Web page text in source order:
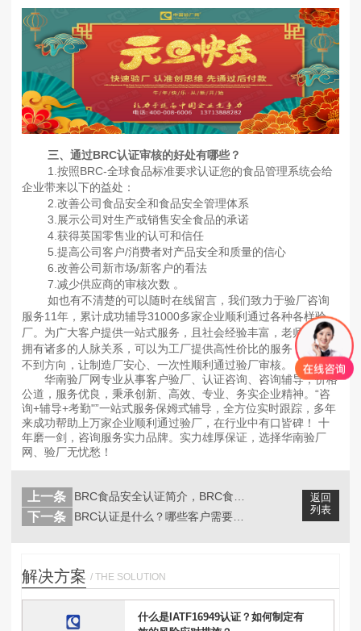
三、通过BRC认证审核的好处有哪些？
1.按照BRC-全球食品标准要求认证您的食品管理系统会给
企业带来以下的益处：
2.改善公司食品安全和食品安全管理体系
3.展示公司对生产或销售安全食品的承诺
4.获得英国零售业的认可和信任
5.提高公司客户/消费者对产品安全和质量的信心
6.改善公司新市场/新客户的看法
7.减少供应商的审核次数 。
如也有不清楚的可以随时在线留言，我们致力于验厂咨询
服务11年，累计成功辅导31000多家企业顺利通过各种各样验
厂。为广大客户提供一站式服务，且社会经验丰富，老师专业，
拥有诸多的人脉关系，可以为工厂提供高性价比的服务，避免找
不到方向，让制造厂安心、一次性顺利通过验厂审核。
华南验厂网专业从事客户验厂、认证咨询、咨询辅导，价格
公道，服务优良，秉承创新、高效、专业、务实企业精神。“咨
询+辅导+考勤"”一站式服务保姆式辅导，全方位实时跟踪，多年
来成功帮助上万家企业顺利通过验厂，在行业中有口皆碑！ 十
年磨一剑，咨询服务实力品牌。实力雄厚保证，选择华南验厂
网、验厂无忧愁！
返回
列表
上一条
下一条
解决方案 / THE SOLUTION
什么是IATF16949认证？如何制定有